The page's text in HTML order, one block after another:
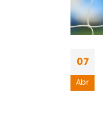
07
Abr